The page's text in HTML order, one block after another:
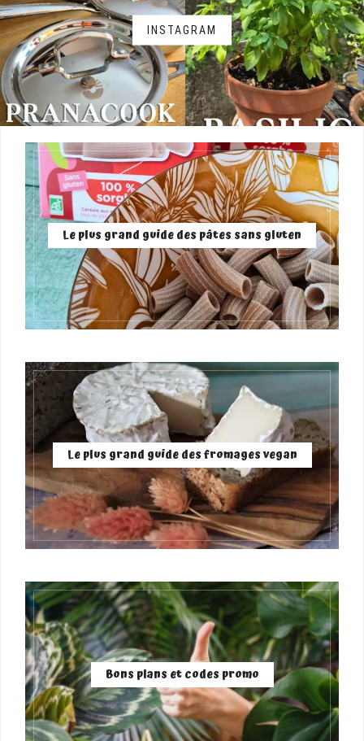
INSTAGRAM
Le plus grand guide des pâtes sans gluten
Le plus grand guide des fromages vegan
Bons plans et codes promo